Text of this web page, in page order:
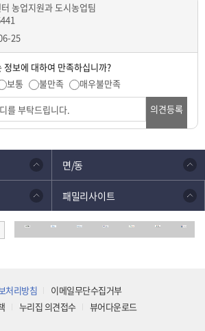
농업지원과 도시농업팀
25
정보에 대하여 만족하십니까?
보통 불만족
매우불만족
의견등록
면/동
패밀리사이트
처리방침
이메일무단수집거부
누리집 의견접수 뷰어다운로드